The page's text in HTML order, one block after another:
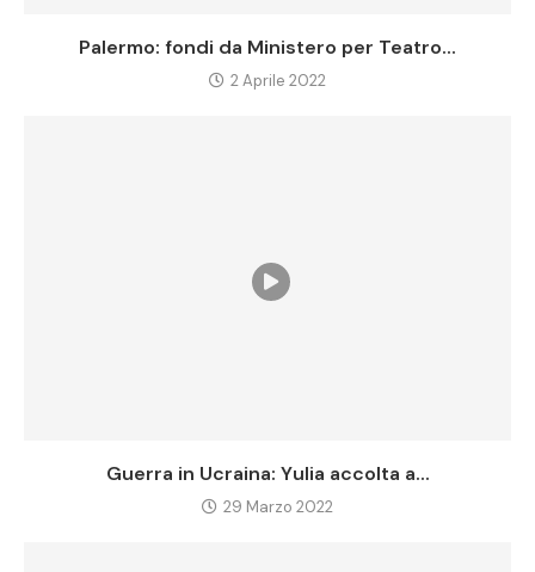
Palermo: fondi da Ministero per Teatro...
2 Aprile 2022
Guerra in Ucraina: Yulia accolta a...
29 Marzo 2022